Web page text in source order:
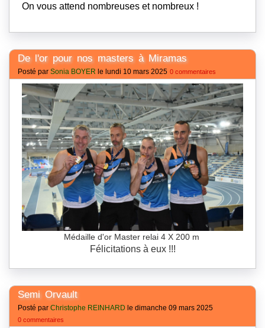
On vous attend nombreuses et nombreux !
De l'or pour nos masters à Miramas
Posté par Sonia BOYER le lundi 10 mars 2025 0 commentaires
Médaille d'or Master relai 4 X 200 m
Félicitations à eux !!!
Semi Orvault
Posté par Christophe REINHARD le dimanche 09 mars 2025
0 commentaires